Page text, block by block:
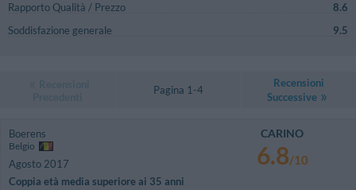
Rapporto Qualità / Prezzo
8.6
Soddisfazione generale
9.5
Pagina 1-4
Recensioni
Successive
Boerens
Belgio
Agosto 2017
Coppia età media superiore ai 35 anni
CARINO
6.8/10